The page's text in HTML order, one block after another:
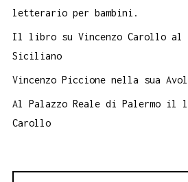
letterario per bambini.
Il libro su Vincenzo Carollo al
Siciliano
Vincenzo Piccione nella sua
Al Palazzo Reale di Palermo il
Carollo